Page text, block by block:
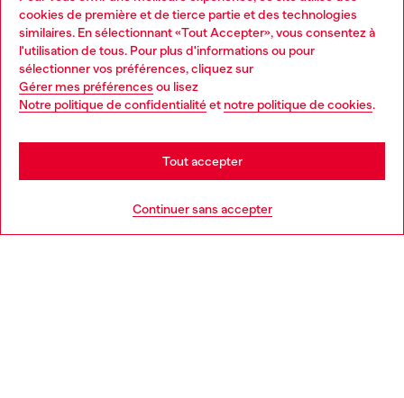
cookies de première et de tierce partie et des technologies
similaires. En sélectionnant «Tout Accepter», vous consentez à
l'utilisation de tous. Pour plus d'informations ou pour
sélectionner vos préférences, cliquez sur
Gérer mes préférences ou lisez
Notre politique de confidentialitéet notre politique de cookies.
Continuer sans accepter
Tout accepter
Services omnicanaux
Découvrez tous nos services, en ligne et en magasin.
En savoir plus
Choose your location
You are currently browsing Suisse website, but it seems you
may be based in United States